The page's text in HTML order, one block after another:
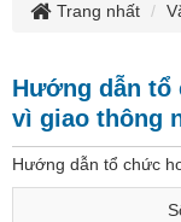
Trang nhất
Hướng dẫn
vì giao thông
Hướng dẫn tổ chức